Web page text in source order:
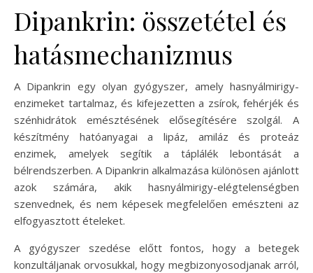
Dipankrin: összetétel és
hatásmechanizmus
A Dipankrin egy olyan gyógyszer, amely hasnyálmirigy-
enzimeket tartalmaz, és kifejezetten a zsírok, fehérjék és
szénhidrátok emésztésének elősegítésére szolgál. A
készítmény hatóanyagai a lipáz, amiláz és proteáz
enzimek, amelyek segítik a táplálék lebontását a
bélrendszerben. A Dipankrin alkalmazása különösen ajánlott
azok számára, akik hasnyálmirigy-elégtelenségben
szenvednek, és nem képesek megfelelően emészteni az
elfogyasztott ételeket.
A gyógyszer szedése előtt fontos, hogy a betegek
konzultáljanak orvosukkal, hogy megbizonyosodjanak arról,